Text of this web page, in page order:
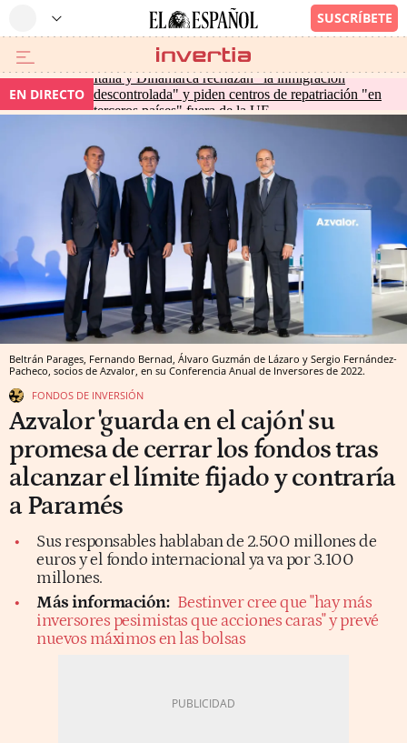
EN DIRECTO
Italia y Dinamarca rechazan "la inmigración
descontrolada" y piden centros de repatriación "en
terceros países" fuera de la UE
Beltrán Parages, Fernando Bernad, Álvaro Guzmán de Lázaro y Sergio Fernández-
Pacheco, socios de Azvalor, en su Conferencia Anual de Inversores de 2022.
FONDOS DE INVERSIÓN
Azvalor 'guarda en el cajón' su
promesa de cerrar los fondos tras
alcanzar el límite fijado y contraría
a Paramés
Sus responsables hablaban de 2.500 millones de
euros y el fondo internacional ya va por 3.100
millones.
Más información: Bestinver cree que "hay más
inversores pesimistas que acciones caras" y prevé
nuevos máximos en las bolsas